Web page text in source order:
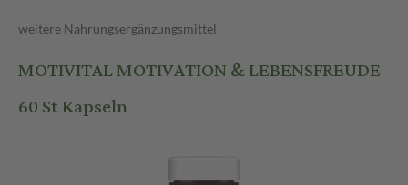
weitere Nahrungsergänzungsmittel
MOTIVITAL MOTIVATION & LEBENSFREUDE
60 St Kapseln